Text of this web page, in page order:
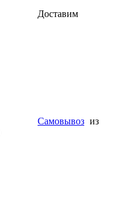
Доставим
Самовывоз из